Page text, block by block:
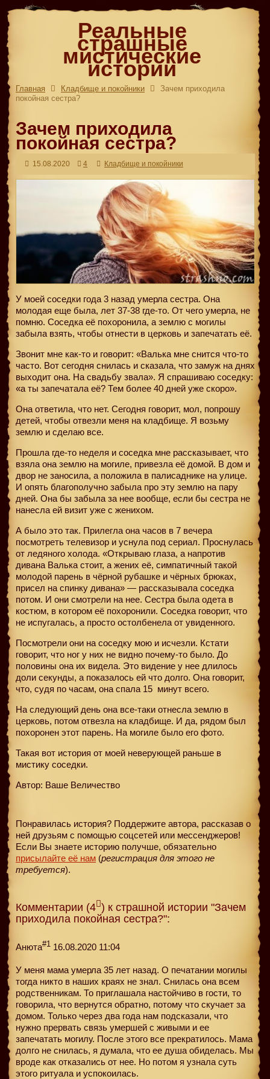
Реальные
страшные
мистические
истории
Главная Кладбище и покойники
Зачем приходила
покойная сестра?
Зачем приходила
покойная сестра?
15.08.2020 4 Кладбище и покойники
У моей соседки года 3 назад умерла сестра. Она
молодая еще была, лет 37-38 где-то. От чего умерла, не
помню. Соседка её похоронила, а землю с могилы
забыла взять, чтобы отнести в церковь и запечатать её.
Звонит мне как-то и говорит: «Валька мне снится что-то
часто. Вот сегодня снилась и сказала, что замуж на днях
выходит она. На свадьбу звала». Я спрашиваю соседку:
«а ты запечатала её? Тем более 40 дней уже скоро».
Она ответила, что нет. Сегодня говорит, мол, попрошу
детей, чтобы отвезли меня на кладбище. Я возьму
землю и сделаю все.
Прошла где-то неделя и соседка мне рассказывает, что
взяла она землю на могиле, привезла её домой. В дом и
двор не заносила, а положила в палисаднике на улице.
И опять благополучно забыла про эту землю на пару
дней. Она бы забыла за нее вообще, если бы сестра не
нанесла ей визит уже с женихом.
А было это так. Прилегла она часов в 7 вечера
посмотреть телевизор и уснула под сериал. Проснулась
от ледяного холода. «Открываю глаза, а напротив
дивана Валька стоит, а жених её, симпатичный такой
молодой парень в чёрной рубашке и чёрных брюках,
присел на спинку дивана» — рассказывала соседка
потом. И они смотрели на нее. Сестра была одета в
костюм, в котором её похоронили. Соседка говорит, что
не испугалась, а просто остолбенела от увиденного.
Посмотрели они на соседку мою и исчезли. Кстати
говорит, что ног у них не видно почему-то было. До
половины она их видела. Это видение у нее длилось
доли секунды, а показалось ей что долго. Она говорит,
что, судя по часам, она спала 15 минут всего.
На следующий день она все-таки отнесла землю в
церковь, потом отвезла на кладбище. И да, рядом был
похоронен этот парень. На могиле было его фото.
Такая вот история от моей неверующей раньше в
мистику соседки.
Автор: Ваше Величество
Понравилась история? Поддержите автора, рассказав о
ней друзьям с помощью соцсетей или мессенджеров!
Если Вы знаете историю получше, обязательно
присылайте её нам (регистрация для этого не
требуется).
Комментарии (4 ) к страшной истории "Зачем
приходила покойная сестра?":
Анюта#1 16.08.2020 11:04
У меня мама умерла 35 лет назад. О печатании могилы
тогда никто в наших краях не знал. Снилась она всем
родственникам. То приглашала настойчиво в гости, то
говорила, что вернутся обратно, потому что скучает за
домом. Только через два года нам подсказали, что
нужно прервать связь умершей с живыми и ее
запечатать могилу. После этого все прекратилось. Мама
долго не снилась, я думала, что ее душа обиделась. Мы
вроде как отказались от нее. Но потом я узнала суть
этого ритуала и успокоилась.